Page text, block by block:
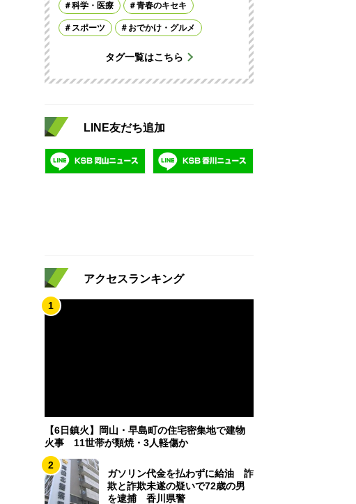
科学・医療 青春のキセキ
スポーツ おでかけ・グルメ
タグ一覧はこちら
LINE友だち追加
アクセスランキング
1
【6日鎮火】岡山・早島町の住宅密集地で建物
火事 11世帯が類焼・3人軽傷か
2
ガソリン代金を払わずに給油 詐
欺と詐欺未遂の疑いで72歳の男
を逮捕 香川県警